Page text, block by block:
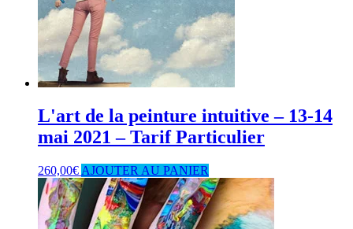
L'art de la peinture intuitive – 13-14
mai 2021 – Tarif Particulier
260,00€ AJOUTER AU PANIER